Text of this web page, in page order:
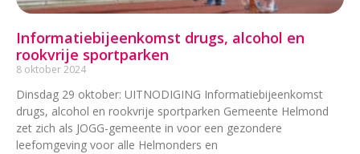
Informatiebijeenkomst drugs, alcohol en
rookvrije sportparken
8 oktober 2024
Dinsdag 29 oktober: UITNODIGING Informatiebijeenkomst
drugs, alcohol en rookvrije sportparken Gemeente Helmond
zet zich als JOGG-gemeente in voor een gezondere
leefomgeving voor alle Helmonders en